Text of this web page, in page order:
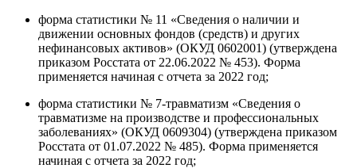
форма статистики № 11 «Сведения о наличии и
движении основных фондов (средств) и других
нефинансовых активов» (ОКУД 0602001) (утверждена
приказом Росстата от 22.06.2022 № 453). Форма
применяется начиная с отчета за 2022 год;
форма статистики № 7-травматизм «Сведения о
травматизме на производстве и профессиональных
заболеваниях» (ОКУД 0609304) (утверждена приказом
Росстата от 01.07.2022 № 485). Форма применяется
начиная с отчета за 2022 год;